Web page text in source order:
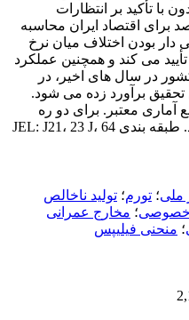
با تأکید بر انتظارات
نرخ بیکاری طبیعی 6/10درصد برای اقتصاد ایران محاسبه
بودن اختلاف میان نرخ
می کند و همچنین عملکرد
در سال های اخیر، در
تحقیق برآورد زده می شود.
آماری معتبر. برای دو ره
زمانی 1379- 1350 به دست آمده اند. طبقه بندی JEL: J21، 23 J، 64
ملی؛ تورم؛ تولید ناخالص
خصوصی؛ مخارج عمرانی
؛ منحنی فیلیپس